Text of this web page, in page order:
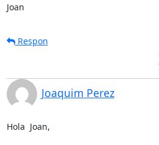
Joan
Respon
Joaquim Perez
Hola  Joan,